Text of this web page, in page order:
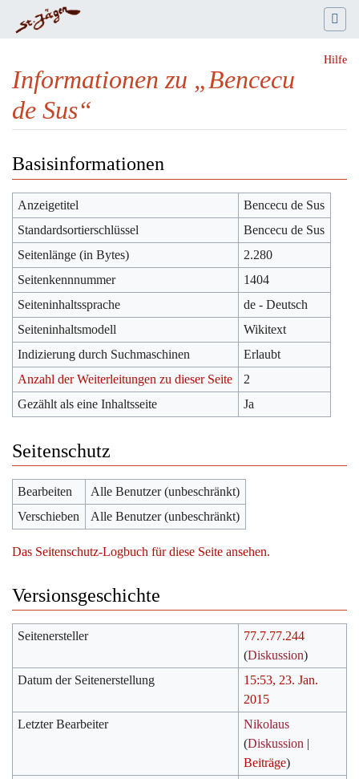
Hilfe
Informationen zu „Bencecu
de Sus“
Basisinformationen
Anzeigetitel
Bencecu de Sus
Standardsortierschlüssel
Bencecu de Sus
Seitenlänge (in Bytes)
2.280
Seitenkennnummer
1404
Seiteninhaltssprache
de - Deutsch
Seiteninhaltsmodell
Wikitext
Indizierung durch Suchmaschinen
Erlaubt
Anzahl der Weiterleitungen zu dieser Seite
2
Gezählt als eine Inhaltsseite
Ja
Seitenschutz
Bearbeiten
Alle Benutzer (unbeschränkt)
Verschieben
Alle Benutzer (unbeschränkt)
Das Seitenschutz-Logbuch für diese Seite ansehen.
Versionsgeschichte
Seitenersteller
77.7.77.244
(Diskussion)
Datum der Seitenerstellung
15:53, 23. Jan.
2015
Letzter Bearbeiter
Nikolaus
(Diskussion |
Beiträge)